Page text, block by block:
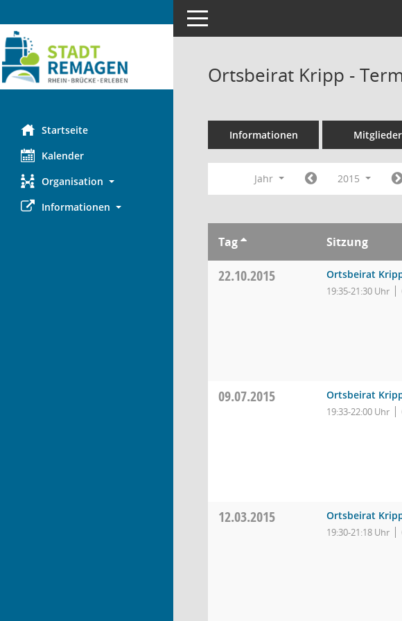
Startseite
Kalender
Organisation
Informationen
Toggle navigation
Ortsbeirat Kripp -
Informationen Mitglieder
Jahr 2015
Tag Sitzung
22.10.2015 Ortsbeirat
19:35-21:30 Uhr
09.07.2015 Ortsbeirat
19:33-22:00 Uhr
12.03.2015 Ortsbeirat
19:30-21:18 Uhr